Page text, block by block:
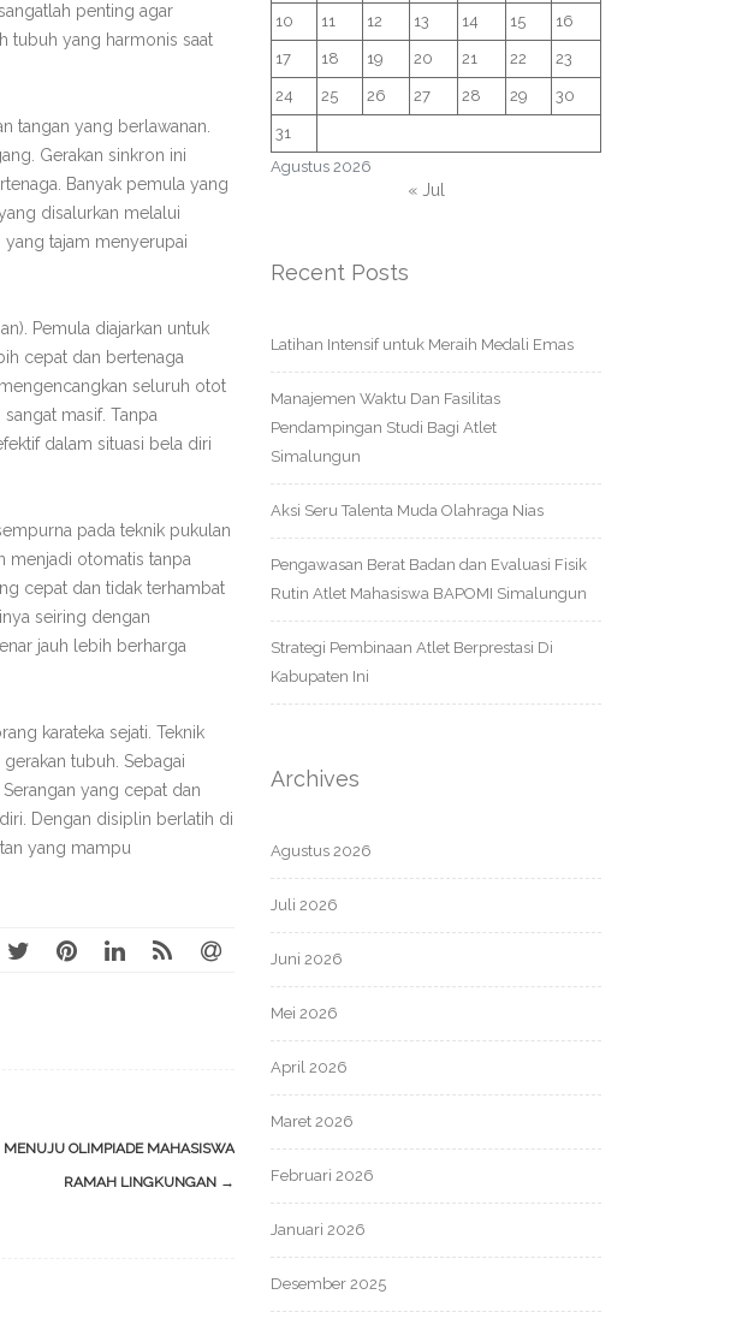
penting agar
tubuh yang harmonis saat
tangan yang berlawanan.
Gerakan sinkron ini
Banyak pemula yang
disalurkan melalui
yang tajam menyerupai
Pemula diajarkan untuk
cepat dan bertenaga
seluruh otot
masif. Tanpa
dalam situasi bela diri
pada teknik pukulan
menjadi otomatis tanpa
cepat dan tidak terhambat
seiring dengan
jauh lebih berharga
karateka sejati. Teknik
tubuh. Sebagai
yang cepat dan
Dengan disiplin berlatih di
yang mampu
OLIMPIADE MAHASISWA
RAMAH LINGKUNGAN →
Agustus 2026
10 11 12 13 14 15 16
17 18 19 20 21 22 23
24 25 26 27 28 29 30
31
« Jul
Recent Posts
Latihan Intensif untuk Meraih Medali Emas
Manajemen Waktu Dan Fasilitas
Pendampingan Studi Bagi Atlet
Simalungun
Aksi Seru Talenta Muda Olahraga Nias
Pengawasan Berat Badan dan Evaluasi Fisik
Rutin Atlet Mahasiswa BAPOMI Simalungun
Strategi Pembinaan Atlet Berprestasi Di
Kabupaten Ini
Archives
Agustus 2026
Juli 2026
Juni 2026
Mei 2026
April 2026
Maret 2026
Februari 2026
Januari 2026
Desember 2025